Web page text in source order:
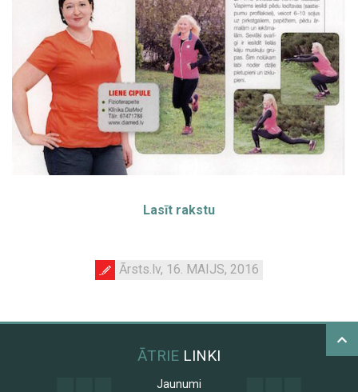
Lasīt rakstu
Ārsts.lv, 16. MAIJS, 2016
ĀTRIE LINKI
Jaunumi